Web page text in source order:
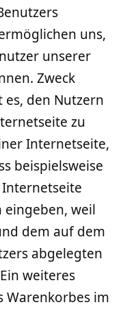
uns,
unserer
Zweck
den Nutzern
zu
Internetseite,
beispielsweise
eingeben, weil
dem auf dem
abgelegten
weiteres
Warenkorbes im